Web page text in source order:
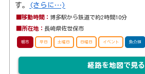
す。
(さらに…)
■移動時間：博多駅から鉄道で約2時間10分
■所在地：長崎県佐世保市
朝市 平日 土曜日 日曜日 イベント 魚介類
経路を地図で見る